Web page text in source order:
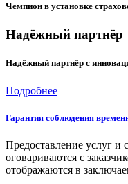
Чемпион в установке
Надёжный партнёр
Надёжный партнёр с
Подробнее
Гарантия соблюдения
Предоставление услуг и
оговариваются с
отображаются в